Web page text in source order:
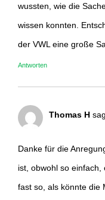
wussten, wie die
wissen konnten.
der VWL eine große
Antworten
Thomas H
Danke für die
ist, obwohl so
fast so, als könnte die